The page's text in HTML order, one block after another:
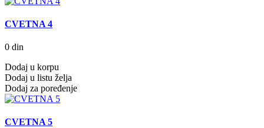
CVETNA 4
0 din
Dodaj u korpu
Dodaj u listu želja
Dodaj za poređenje
CVETNA 5